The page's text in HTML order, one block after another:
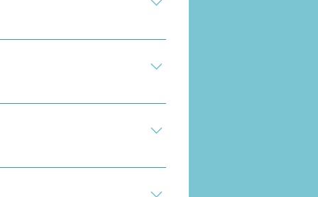
手，应该与您一起寻找您需要
、胰腺、胆囊和其他 GI 器官
或缓慢和/或血压问题。